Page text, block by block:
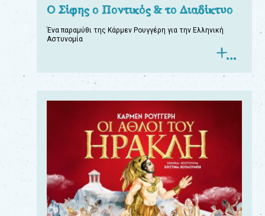
Ο Σίφης ο Ποντικός & το Διαδίκτυο
Ένα παραμύθι της Κάρμεν Ρουγγέρη για την Ελληνική
Αστυνομία